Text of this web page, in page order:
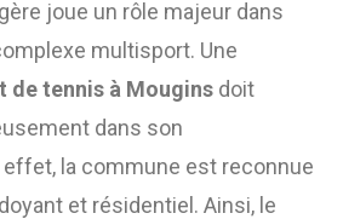
joue un rôle majeur dans
multisport. Une
tennis à Mougins doit
dans son
la commune est reconnue
et résidentiel. Ainsi, le